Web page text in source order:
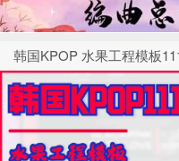
韩国KPOP 水果工程模板